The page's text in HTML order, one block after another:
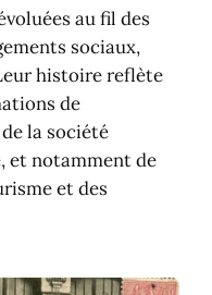
2027
et
agenda
au fil des
sociaux,
histoire reflète
de
la société
et notamment de
et des